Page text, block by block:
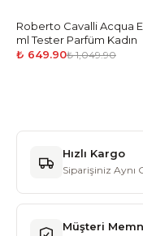
-38%
Roberto Cavalli Acqua
ml Tester Parfüm Kadın
₺ 649.90₺ 1,049.90
Hızlı Kargo
Siparişiniz Aynı
Müşteri